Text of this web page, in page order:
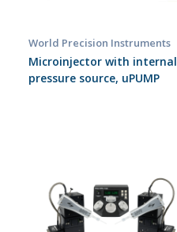
World Precision Instruments
Microinjector with internal
pressure source, uPUMP